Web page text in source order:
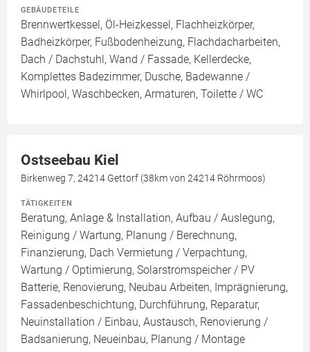
GEBÄUDETEILE
Brennwertkessel, Öl-Heizkessel, Flachheizkörper,
Badheizkörper, Fußbodenheizung, Flachdacharbeiten,
Dach / Dachstuhl, Wand / Fassade, Kellerdecke,
Komplettes Badezimmer, Dusche, Badewanne /
Whirlpool, Waschbecken, Armaturen, Toilette / WC
Ostseebau Kiel
Birkenweg 7, 24214 Gettorf (38km von 24214 Röhrmoos)
TÄTIGKEITEN
Beratung, Anlage & Installation, Aufbau / Auslegung,
Reinigung / Wartung, Planung / Berechnung,
Finanzierung, Dach Vermietung / Verpachtung,
Wartung / Optimierung, Solarstromspeicher / PV
Batterie, Renovierung, Neubau Arbeiten, Imprägnierung,
Fassadenbeschichtung, Durchführung, Reparatur,
Neuinstallation / Einbau, Austausch, Renovierung /
Badsanierung, Neueinbau, Planung / Montage